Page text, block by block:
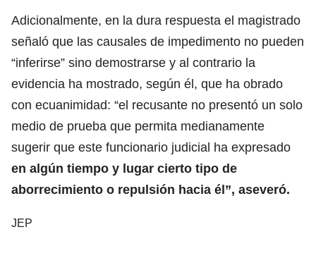
Adicionalmente, en la dura respuesta el magistrado
señaló que las causales de impedimento no pueden
“inferirse” sino demostrarse y al contrario la
evidencia ha mostrado, según él, que ha obrado
con ecuanimidad: “el recusante no presentó un solo
medio de prueba que permita medianamente
sugerir que este funcionario judicial ha expresado
en algún tiempo y lugar cierto tipo de
aborrecimiento o repulsión hacia él”, aseveró.
JEP